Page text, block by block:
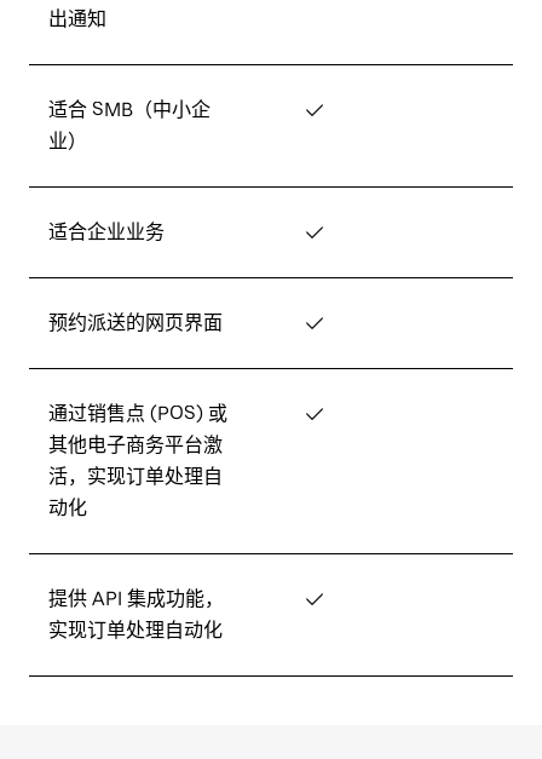
出通知
适合 SMB（中小企
业）
✓
适合企业业务 ✓
预约派送的网页界面 ✓
通过销售点 (POS) 或
其他电子商务平台激
活，实现订单处理自
动化
✓
提供 API 集成功能，
实现订单处理自动化
✓